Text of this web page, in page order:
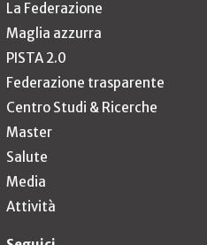
La Federazione
Maglia azzurra
PISTA 2.0
Federazione trasparente
Centro Studi & Ricerche
Master
Salute
Media
Attività